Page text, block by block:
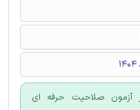
آزمون صلاحیت حرفه ای